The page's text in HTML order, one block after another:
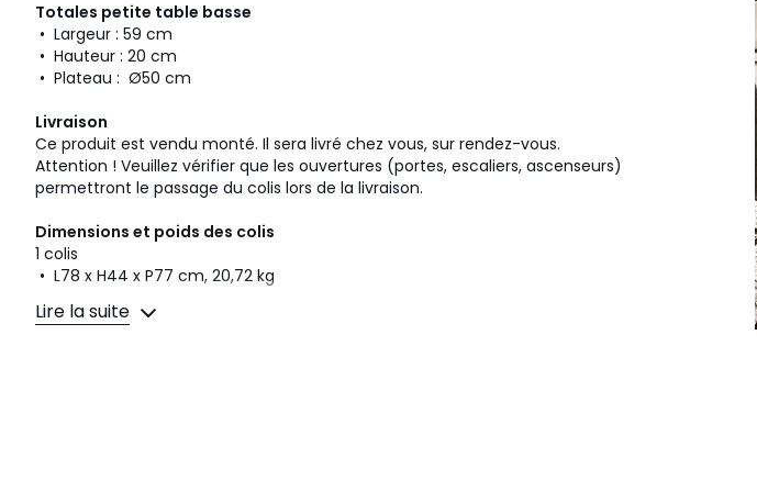
Totales petite table basse
• Largeur : 59 cm
• Hauteur : 20 cm
• Plateau : Ø50 cm
Livraison
Ce produit est vendu monté. Il sera livré chez vous, sur rendez-vous.
Attention ! Veuillez vérifier que les ouvertures (portes, escaliers, ascenseurs)
permettront le passage du colis lors de la livraison.
Dimensions et poids des colis
1 colis
• L78 x H44 x P77 cm, 20,72 kg
Lire la suite